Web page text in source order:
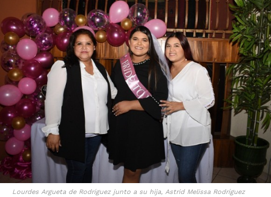
Lourdes Argueta de Rodríguez junto a su hija, Astrid Melissa Rodríguez